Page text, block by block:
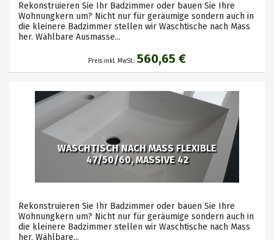
Rekonstruieren Sie Ihr Badzimmer oder bauen Sie Ihre
Wohnungkern um? Nicht nur für geräumige sondern auch in
die kleinere Badzimmer stellen wir Waschtische nach Mass
her. Wählbare Ausmasse...
Preis inkl. MwSt.: 560,65 €
WASCHTISCH NACH MASS FLEXIBLE
47/50/60, MASSIVE 42
Rekonstruieren Sie Ihr Badzimmer oder bauen Sie Ihre
Wohnungkern um? Nicht nur für geräumige sondern auch in
die kleinere Badzimmer stellen wir Waschtische nach Mass
her. Wählbare...